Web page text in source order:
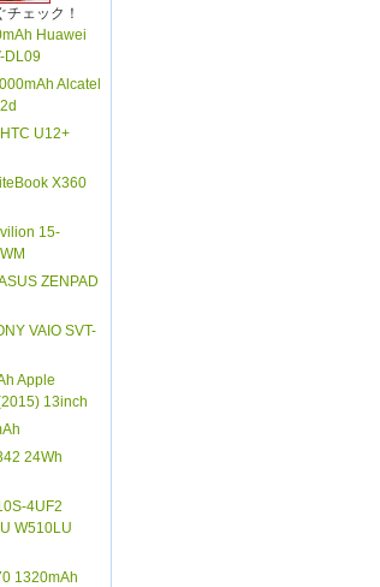
ェック！
Huawei
DL09
Alcatel
U12+
X360
15-
ZENPAD
VAIO SVT-
Apple
13inch
24Wh
4UF2
W510LU
1320mAh